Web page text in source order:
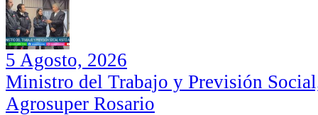
5 Agosto, 2026
Ministro del Trabajo y Previsión
Agrosuper Rosario